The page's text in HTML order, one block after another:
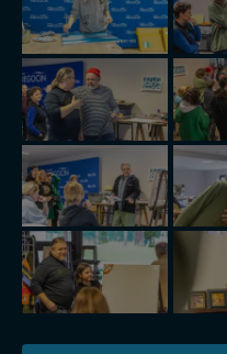
Twoich danych jest
danych z formularza
w przypadku rezerwacji
itp). Więcej informacji o
serwisu wRegulaminie
Administratorem
Reklamowa Kreacja
Wiejska 17, 11-500
skontaktować się za
W każdej chwili możesz:
danych, zażądać ich
zabronić ich
zawsze jest możliwe